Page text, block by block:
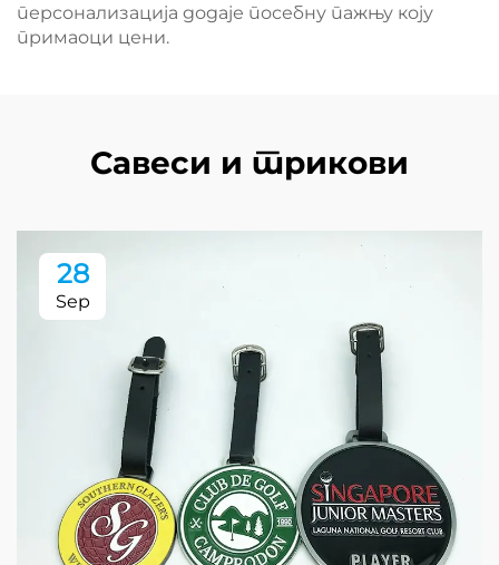
персонализација додаје посебну пажњу коју
примаоци цени.
Савеси и трикови
28
Sep